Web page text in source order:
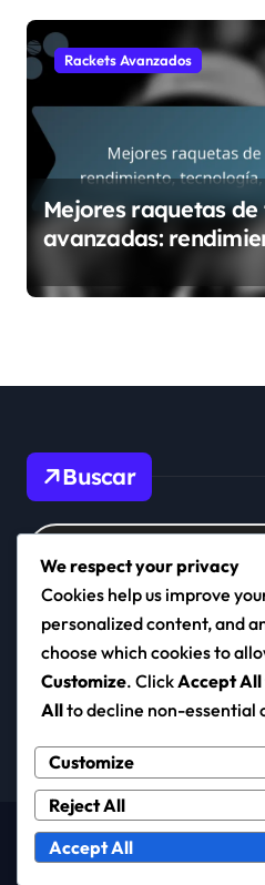
Rackets Avanzados
Mejores raquetas de
avanzadas:
usuarios
Buscar
Search
for:
Copyright © All rights
We respect your privacy
Cookies help us improve
personalized content, and
choose which cookies to
Customize. ClickAccept All
Allto decline non-essential
Customize
Reject All
Accept All